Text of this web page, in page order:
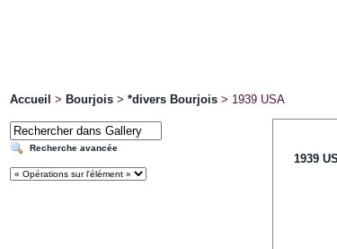
Accueil > Bourjois > *divers Bourjois > 1939 USA
Recherche avancée
1939